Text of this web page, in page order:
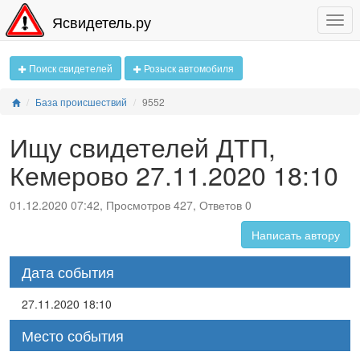
Ясвидетель.ру
Поиск свидетелей Розыск автомобиля
База происшествий 9552
Ищу свидетелей ДТП,
Кемерово 27.11.2020 18:10
01.12.2020 07:42, Просмотров 427, Ответов 0
Написать автору
Дата события
27.11.2020 18:10
Место события